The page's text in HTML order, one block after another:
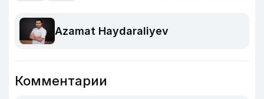
Azamat Haydaraliyev
Комментарии